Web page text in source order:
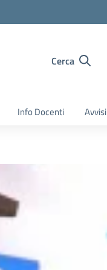
Cerca
Info Docenti Avvisi